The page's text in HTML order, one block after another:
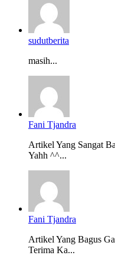
sudutberita
masih...
Fani Tjandra
Artikel Yang Sangat
Yahh ^^...
Fani Tjandra
Artikel Yang Bagus
Terima Ka...